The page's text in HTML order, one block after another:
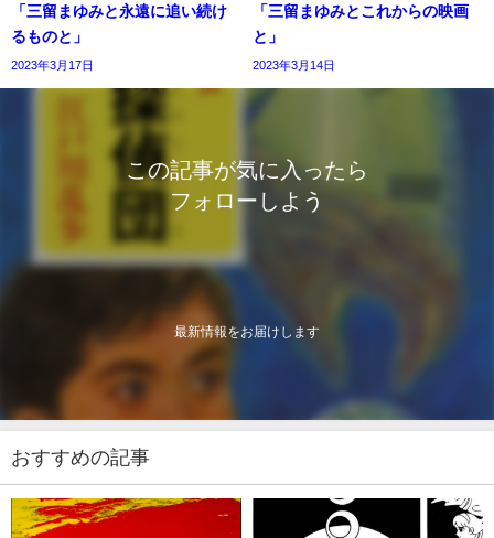
「三留まゆみと永遠に追い続け
るものと」
2023年3月17日
「三留まゆみとこれからの映画
と」
2023年3月14日
この記事が気に入ったら
フォローしよう
最新情報をお届けします
おすすめの記事